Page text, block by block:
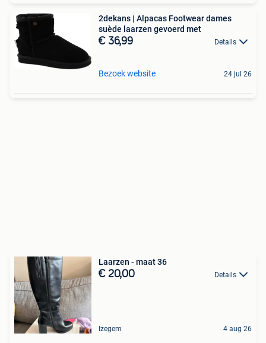
2dekans | Alpacas Footwear dames
suède laarzen gevoerd met
€ 36,99 Details
Bezoek website 24 jul 26
Laarzen - maat 36
€ 20,00 Details
Izegem 4 aug 26